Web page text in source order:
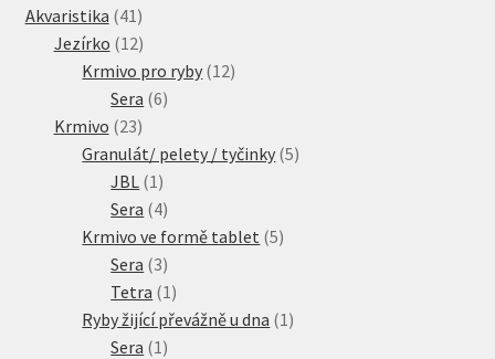
Akvaristika 41 41
produktů
Jezírko 1212
produktů
Krmivo pro ryby 1212
Sera 66
Krmivo 2323
produktů
Granulát/ pelety / tyčinky 55
JBL 1 1
produkt
Sera 44
produkty
Krmivo ve formě tablet 55
Sera 33
produkty
Tetra 1 1
produkt
Ryby žijící převážně u dna 1 1
Sera 1 1